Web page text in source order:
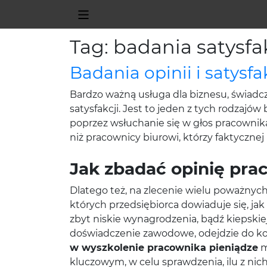
Tag: badania
Badania opinii i
Bardzo ważną usługa dla biznesu,
satysfakcji. Jest to jeden z tych
poprzez wsłuchanie się w głos
niż pracownicy biurowi, którzy faktycznej
Jak zbadać opinię
Dlatego też, na zlecenie wielu
których przedsiębiorca dowiaduje się,
zbyt niskie wynagrodzenia, bądź
doświadczenie zawodowe, odejdzie do
w wyszkolenie pracownika pieniądze
kluczowym, w celu sprawdzenia, ilu z